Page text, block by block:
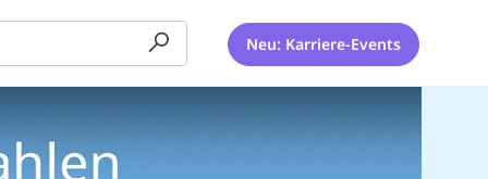
Neu: Karriere-Events